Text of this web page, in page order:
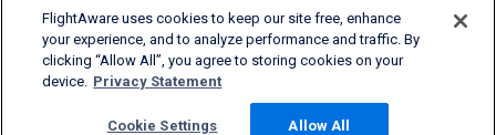
English (USA)
2026 FlightAware
Cookie Settings
FlightAware uses cookies to keep our site free, enhance
your experience, and to analyze performance and traffic. By
clicking “Allow All”, you agree to storing cookies on your
device. Privacy Statement
Cookie Settings Allow All